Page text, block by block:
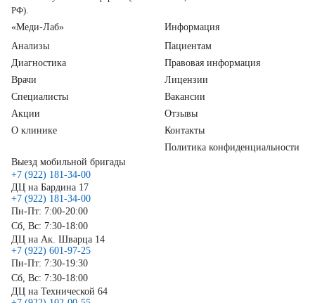
РФ).
«Меди-Лаб»
Анализы
Диагностика
Врачи
Специалисты
Акции
О клинике
Информация
Пациентам
Правовая информация
Лицензии
Вакансии
Отзывы
Контакты
Политика конфиденциальности
Выезд мобильной бригады
+7 (922) 181-34-00
ДЦ на Бардина 17
+7 (922) 181-34-00
Пн-Пт: 7:00-20:00
Сб, Вс: 7:30-18:00
ДЦ на Ак. Шварца 14
+7 (922) 601-97-25
Пн-Пт: 7:30-19:30
Сб, Вс: 7:30-18:00
ДЦ на Технической 64